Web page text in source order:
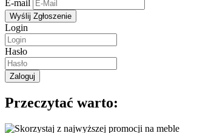
E-mail
Login
Hasło
Przeczytać warto: